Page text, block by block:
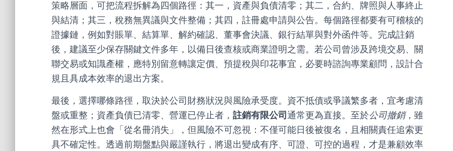
策略層面，可把流程拆解為四個路徑：其一，資產與負債清零；其二，合約、牌照與人事終止
與結清；其三，稅務無異議與文件整備；其四，註冊處申請與公告。每個路徑都要有可稽核的
證據鏈，例如對賬單、結算單、解約確認、董事會決議、銀行結單與對外函件等。完成註銷
後，建議至少保存關鍵文件多年，以備日後查核或商業證明之需。若公司曾涉及跨境交易、關
聯交易或知識產權，應特別留意轉讓定價、預提稅與印花事宜，必要時諮詢專業顧問，設計合
規且具成本效率的退出方案。
最後，選擇哪條路徑，取決於公司財務狀況與風險承受度。資不抵債或爭議繁多者，宜考慮清
盤或重整；資產負債已清零、營運已停止者， 註銷有限公司 通常更為直接。至於公司撤銷，雖
然在形式上也會「從名冊消失」，但風險不可忽視：不僅可能日後被復名，且相關責任追索更
具不確定性。透過前期盤點與嚴謹執行，將退出變成有序、可證、可控的過程，才是兼顧效率